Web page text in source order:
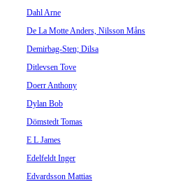
Dahl Arne
De La Motte Anders, Nilsson Måns
Demirbag-Sten; Dilsa
Ditlevsen Tove
Doerr Anthony
Dylan Bob
Dömstedt Tomas
E L James
Edelfeldt Inger
Edvardsson Mattias